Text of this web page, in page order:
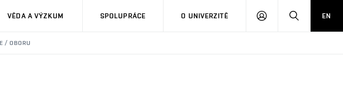
VĚDA A VÝZKUM SPOLUPRÁCE O UNIVERZITĚ
PŘIHLÁSIT HLEDATEN
/ OBORU